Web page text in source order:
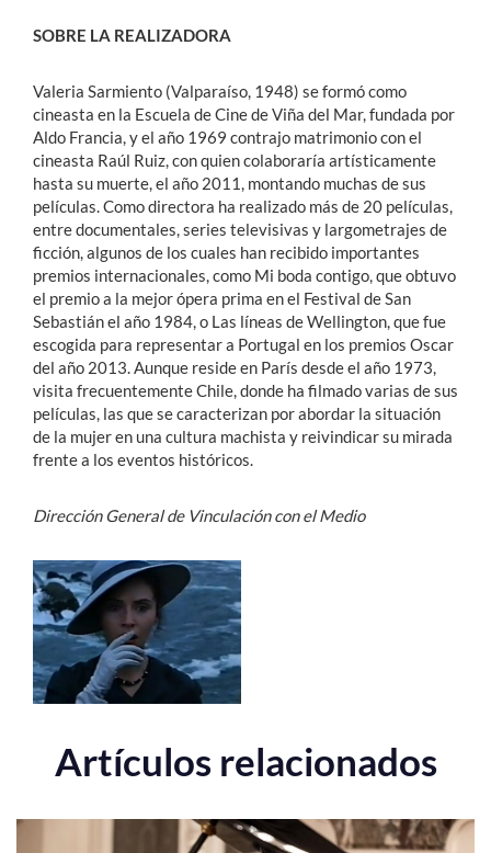
SOBRE LA REALIZADORA
Valeria Sarmiento (Valparaíso, 1948) se formó como
cineasta en la Escuela de Cine de Viña del Mar, fundada por
Aldo Francia, y el año 1969 contrajo matrimonio con el
cineasta Raúl Ruiz, con quien colaboraría artísticamente
hasta su muerte, el año 2011, montando muchas de sus
películas. Como directora ha realizado más de 20 películas,
entre documentales, series televisivas y largometrajes de
ficción, algunos de los cuales han recibido importantes
premios internacionales, como Mi boda contigo, que obtuvo
el premio a la mejor ópera prima en el Festival de San
Sebastián el año 1984, o Las líneas de Wellington, que fue
escogida para representar a Portugal en los premios Oscar
del año 2013. Aunque reside en París desde el año 1973,
visita frecuentemente Chile, donde ha filmado varias de sus
películas, las que se caracterizan por abordar la situación
de la mujer en una cultura machista y reivindicar su mirada
frente a los eventos históricos.
Dirección General de Vinculación con el Medio
Artículos relacionados